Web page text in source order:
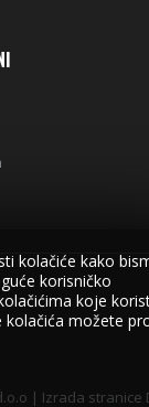
| Izrada stranice
kolačiće kako
korisničko
koje
kolačića možete